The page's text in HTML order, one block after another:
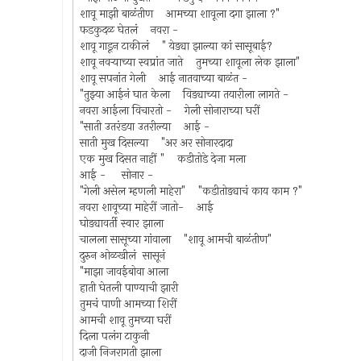
शावू माझी बाळंतीण आमच्या शावूला दगा झाला ?"
फडकुदळ घेतलं नवरा -
शावू गाडून टाकीलं " येड्या झाल्या कां सासूबाई?
शावू नवर्‍याच्या स्वप्रांत जाते तुमच्या शावूला लेक झाला"
शावू सपनांत गेली आई नातवाच्या बाळंत -
"तुझ्या आईनं घात केला विड्याच्या तयारीला लागते -
नवरा आईला विचारतो - गेली सोनाराच्या घरीं
"साती उतरंडया उतरील्या आई -
साती मुख दिसल्या "अर अर सोनारदादा
एक मुख दिसत नाहीं " कडीतोडे देजा मला
आई - सोनार -
"गेली असेल म्हणली माहेरा" "कडीतोड्याचं काय काम ?"
नवरा शावूच्या माहेरीं जातो- आई
घोड्यावर्ती स्वार झाला
चालला सासूच्या गांवाला "शावू आमची बाळंतीण"
दुरुन ओळखीलं सासूनं
"माझा जावईबोवा आला
हाती घेतली पाण्याची झारी
तुमचं पाणी आमच्या शिरीं
आमची शावू तुमच्या घरीं
दिला पलंग टाकुनी
दाजी निजरागती झाला